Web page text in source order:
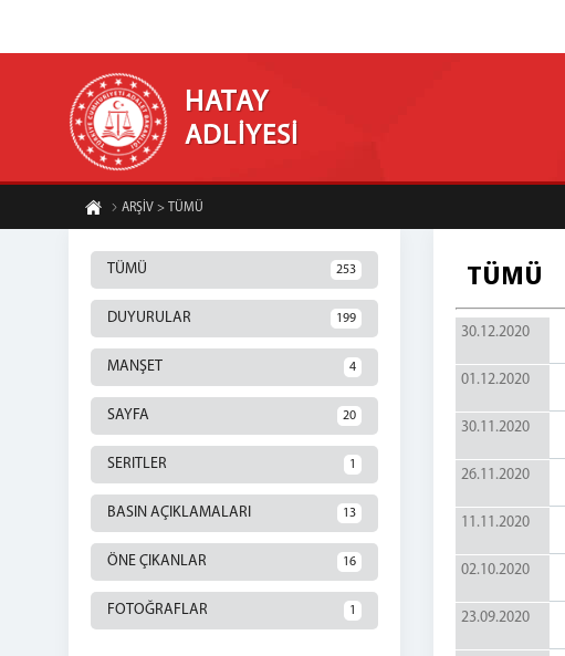
HATAY
ADLİYESİ
ARŞİV > TÜMÜ
TÜMÜ 253
DUYURULAR 199
MANŞET 4
SAYFA 20
SERITLER 1
BASIN AÇIKLAMALARI 13
ÖNE ÇIKANLAR 16
FOTOĞRAFLAR 1
TÜMÜ
30.12.2020
01.12.2020
30.11.2020
26.11.2020
11.11.2020
02.10.2020
23.09.2020